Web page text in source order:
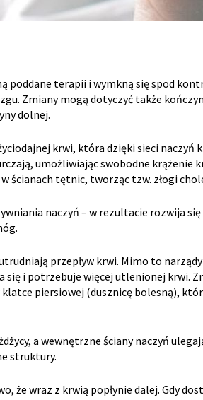
poddane terapii i wymkną się spod
Zmiany mogą dotyczyć także
dolnej.
krwi, która dzięki sieci
umożliwiając swobodne
ścianach tętnic, tworząc tzw. złogi
naczyń – w rezultacie rozwija
przepływ krwi. Mimo to
się i potrzebuje więcej utlenionej krwi.
piersiowej (dusznicę bolesną),
a wewnętrzne ściany naczyń
struktury.
wraz z krwią popłynie dalej. Gdy